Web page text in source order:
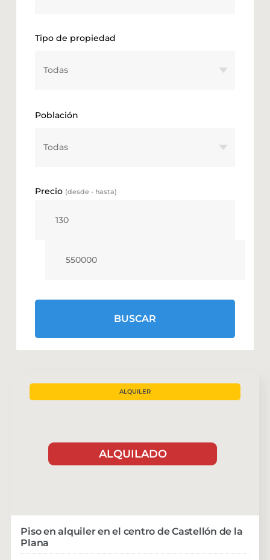
Tipo de propiedad
Población
Precio (desde - hasta)
BUSCAR
ALQUILADO
ALQUILER
Piso en alquiler en el centro de Castellón de la
Plana